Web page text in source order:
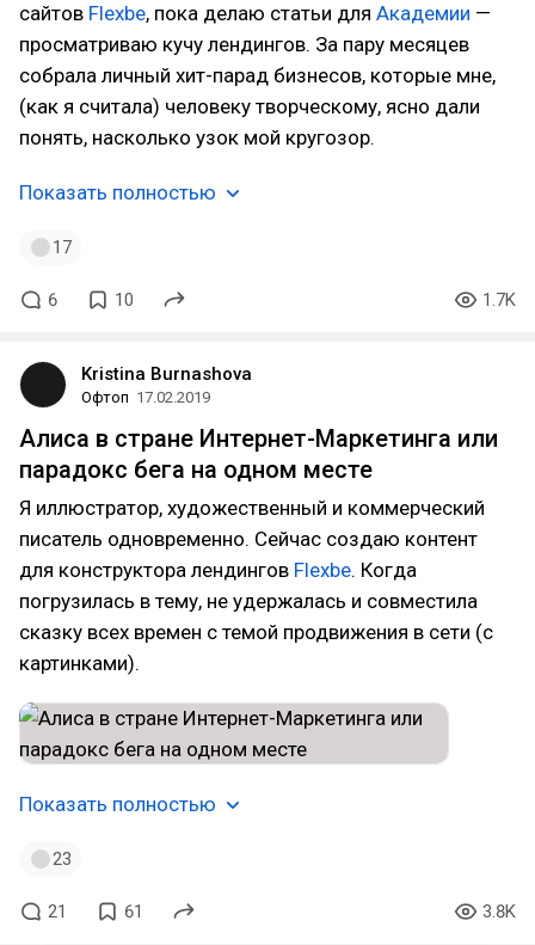
сайтов Flexbe, пока делаю статьи для Академии —
просматриваю кучу лендингов. За пару месяцев
собрала личный хит-парад бизнесов, которые мне,
(как я считала) человеку творческому, ясно дали
понять, насколько узок мой кругозор.
Показать полностью
17
6 10 1.7K
Kristina Burnashova
Офтоп 17.02.2019
Алиса в стране Интернет-Маркетинга или
парадокс бега на одном месте
Я иллюстратор, художественный и коммерческий
писатель одновременно. Сейчас создаю контент
для конструктора лендингов Flexbe. Когда
погрузилась в тему, не удержалась и совместила
сказку всех времен с темой продвижения в сети (с
картинками).
Показать полностью
23
21 61 3.8K